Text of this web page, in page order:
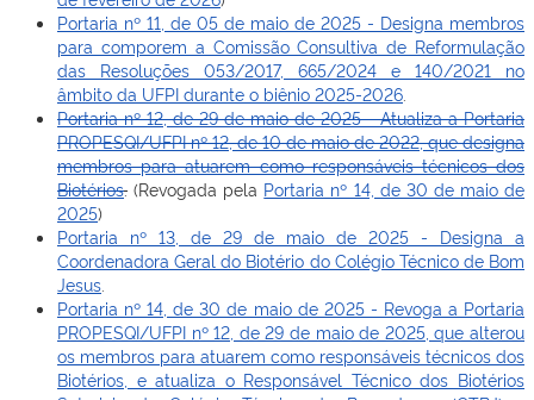
Portaria nº 11, de 05 de maio de 2025 - Designa membros
para comporem a Comissão Consultiva de Reformulação
das Resoluções 053/2017, 665/2024 e 140/2021 no
âmbito da UFPI durante o biênio 2025-2026
Portaria nº 12, de 29 de maio de 2025 - Atualiza a Portaria
PROPESQI/UFPI nº 12, de 10 de maio de 2022, que designa
membros para atuarem como responsáveis técnicos dos
Biotérios. (Revogada pela Portaria nº 14, de 30 de maio de
2025)
Portaria nº 13, de 29 de maio de 2025 - Designa a
Coordenadora Geral do Biotério do Colégio Técnico de Bom
Jesus
Portaria nº 14, de 30 de maio de 2025 - Revoga a Portaria
PROPESQI/UFPI nº 12, de 29 de maio de 2025, que alterou
os membros para atuarem como responsáveis técnicos dos
Biotérios, e atualiza o Responsável Técnico dos Biotérios